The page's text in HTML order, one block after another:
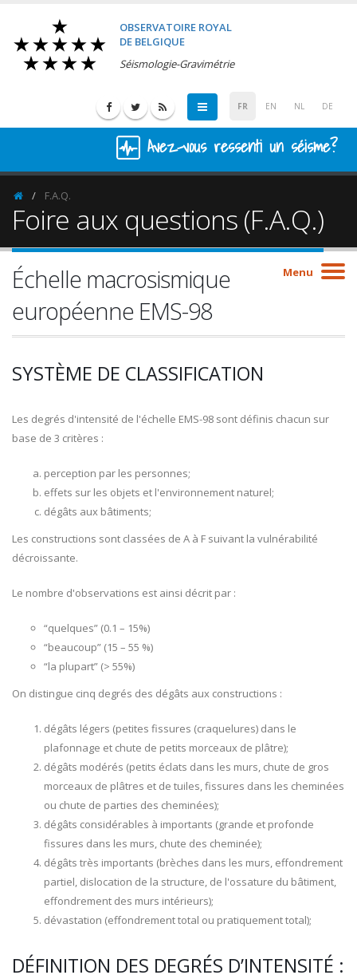
OBSERVATOIRE ROYAL
DE BELGIQUE
Séismologie-Gravimétrie
FR EN NL DE
Avez-vous ressenti un séisme?
Homepage
F.A.Q.
Foire aux questions (F.A.Q.)
Menu
Échelle macrosismique
européenne EMS-98
SYSTÈME DE CLASSIFICATION
Les degrés d'intensité de l'échelle EMS-98 sont définis chacun sur
base de 3 critères :
perception par les personnes;
effets sur les objets et l'environnement naturel;
dégâts aux bâtiments;
Les constructions sont classées de A à F suivant la vulnérabilité
décroissante.
Le nombre d'observations est ainsi décrit par :
“quelques” (0.1 – 15%)
“beaucoup” (15 – 55 %)
“la plupart” (> 55%)
On distingue cinq degrés des dégâts aux constructions :
dégâts légers (petites fissures (craquelures) dans le
plafonnage et chute de petits morceaux de plâtre);
dégâts modérés (petits éclats dans les murs, chute de gros
morceaux de plâtres et de tuiles, fissures dans les cheminées
ou chute de parties des cheminées);
dégâts considérables à importants (grande et profonde
fissures dans les murs, chute des cheminée);
dégâts très importants (brèches dans les murs, effondrement
partiel, dislocation de la structure, de l'ossature du bâtiment,
effondrement des murs intérieurs);
dévastation (effondrement total ou pratiquement total);
DÉFINITION DES DEGRÉS D’INTENSITÉ :